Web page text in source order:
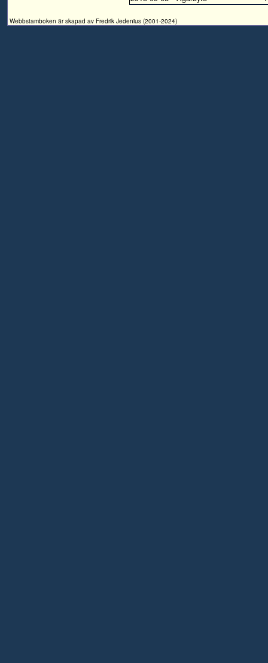
Webbstamboken är skapad av Fredrik Jedenius (2001-2024)